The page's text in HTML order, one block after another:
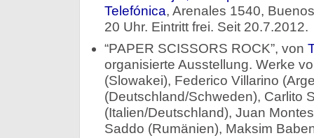
Telefónica, Arenales 1540,
20 Uhr. Eintritt frei. Seit 20.7.2012.
“PAPER SCISSORS ROCK”, von
organisierte Ausstellung. Werke
(Slowakei), Federico Villarino
(Deutschland/Schweden), Carlito
(Italien/Deutschland), Juan
Saddo (Rumänien), Maksim